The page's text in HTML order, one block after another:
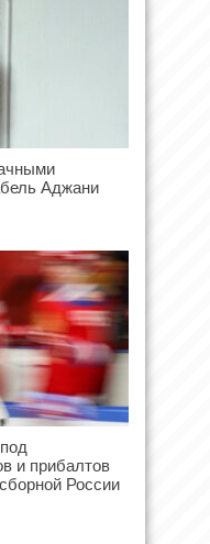
Аджани
и прибалтов
России